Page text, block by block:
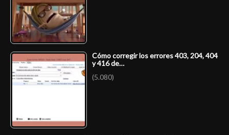
Cómo corregir los errores 403, 204, 404
y 416 de…
(5.080)